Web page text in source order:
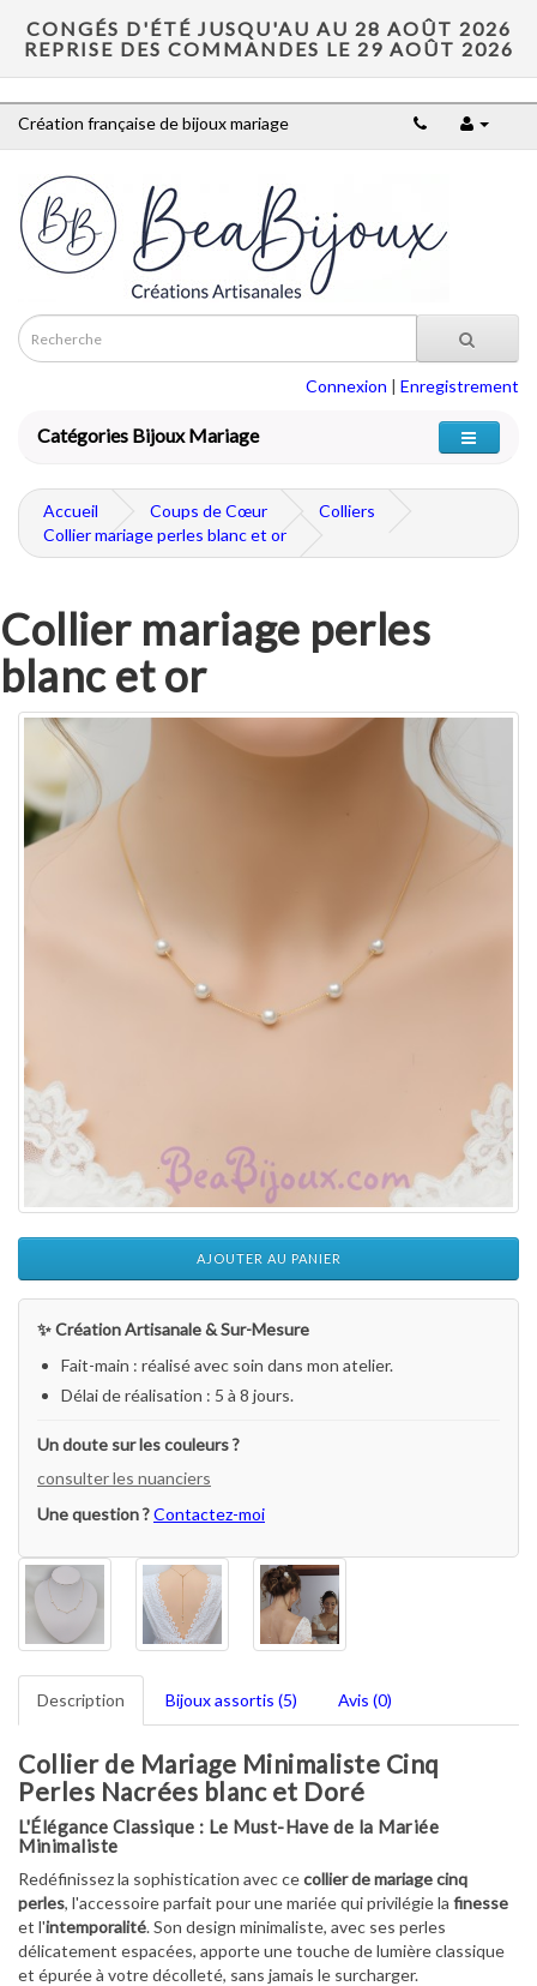
CONGÉS D'ÉTÉ JUSQU'AU AU 28 AOÛT 2026
REPRISE DES COMMANDES LE 29 AOÛT 2026
Création française de bijoux mariage
Connexion | Enregistrement
Catégories Bijoux Mariage
Accueil Coups de Cœur
Colliers
Collier mariage perles blanc et or
Collier mariage perles
blanc et or
AJOUTER AU PANIER
✨ Création Artisanale & Sur-Mesure
Fait-main : réalisé avec soin dans mon atelier.
Délai de réalisation : 5 à 8 jours.
Un doute sur les couleurs ?
consulter les nuanciers
Une question ?Contactez-moi
Description Bijoux assortis (5) Avis (0)
Collier de Mariage Minimaliste Cinq
Perles Nacrées blanc et Doré
L'Élégance Classique : Le Must-Have de la Mariée
Minimaliste
Redéfinissez la sophistication avec cecollier de mariage cinq
perles, l'accessoire parfait pour une mariée qui privilégie la finesse
et l'intemporalité. Son design minimaliste, avec ses perles
délicatement espacées, apporte une touche de lumière classique
et épurée à votre décolleté, sans jamais le surcharger.